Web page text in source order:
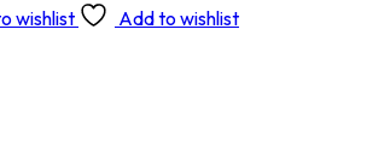
wishlist
Add to wishlist